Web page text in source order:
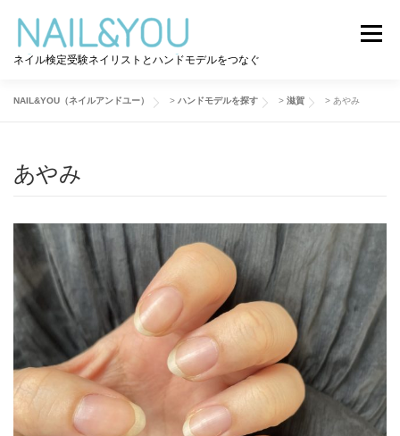
ネイル検定受験ネイリストとハンドモデルをつなぐ
メニュー
ハンドモデルを探す
お問い合わせ
NAIL&YOU（ネイルアンドユー） > ハンドモデルを探す > 滋賀 > あやみ
あやみ